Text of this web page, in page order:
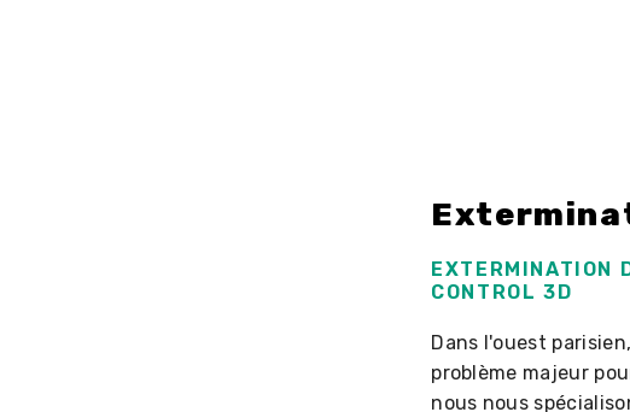
EXTERMINATION
CONTROL 3D
Dans l'ouest
problème majeur
nous nous